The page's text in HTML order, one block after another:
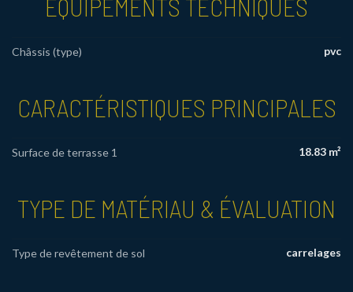
ÉQUIPEMENTS TECHNIQUES
Châssis (type) pvc
CARACTÉRISTIQUES PRINCIPALES
Surface de terrasse 1 18.83 m²
TYPE DE MATÉRIAU & ÉVALUATION
Type de revêtement de sol carrelages